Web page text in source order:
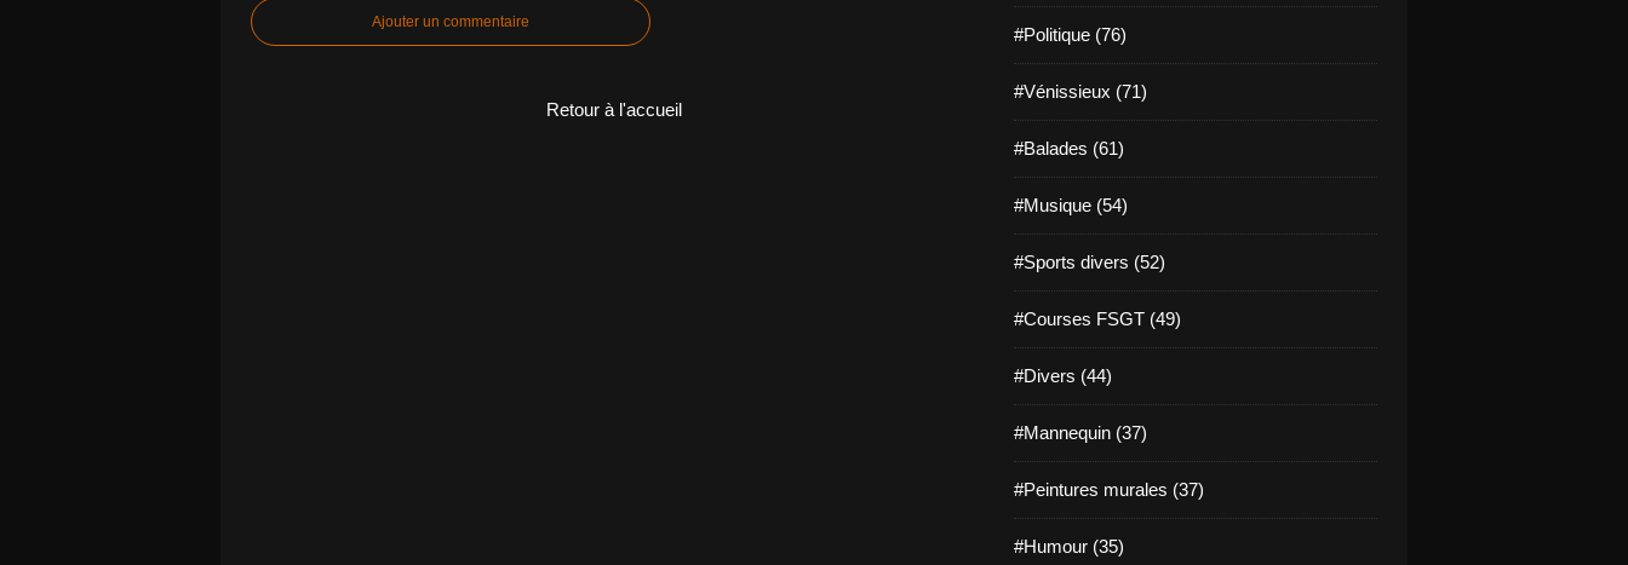
Ajouter un commentaire
Retour à l'accueil
#Politique (76)
#Vénissieux (71)
#Balades (61)
#Musique (54)
#Sports divers (52)
#Courses FSGT (49)
#Divers (44)
#Mannequin (37)
#Peintures murales (37)
#Humour (35)